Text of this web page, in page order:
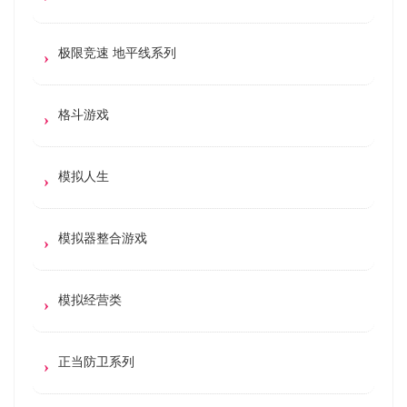
极限竞速 地平线系列
格斗游戏
模拟人生
模拟器整合游戏
模拟经营类
正当防卫系列